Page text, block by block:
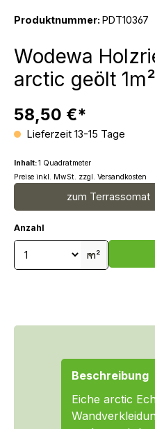
Produktnummer: PDT10367
Wodewa
arctic geölt 1m²
58,50 €*
Lieferzeit 13-15 Tage
Inhalt:1 Quadratmeter
Preise inkl. MwSt. zzgl. Versandkosten
zum Terrassomat
Anzahl
Produkt Anzahl:
m²
Beschreibung
Eiche arctic